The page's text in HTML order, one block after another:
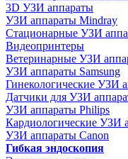
3D УЗИ аппараты
УЗИ аппараты Mindray
Стационарные УЗИ
Видеопринтеры
Ветеринарные УЗИ
УЗИ аппараты Samsung
Гинекологические УЗИ
Датчики для УЗИ
УЗИ аппараты Philips
Кардиологические УЗИ
УЗИ аппараты Canon
Гибкая эндоскопия